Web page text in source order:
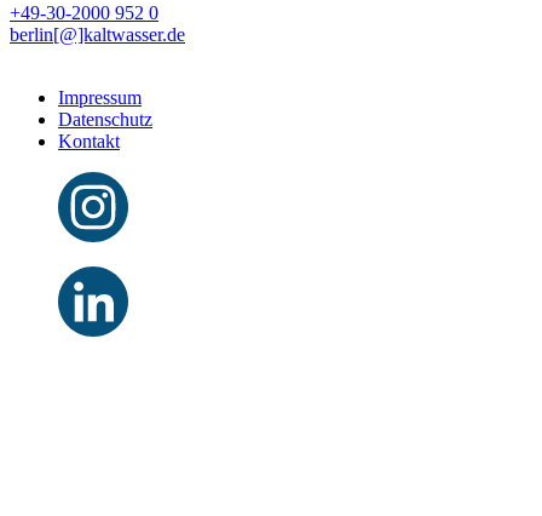
+49-30-2000 952 0
berlin[@]kaltwasser.de
Impressum
Datenschutz
Kontakt